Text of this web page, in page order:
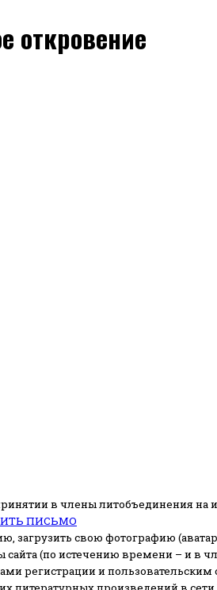
откровение
в члены литобъединения
ПИСЬМО
свою фотографию
сайта (по истечению времени – и в
регистрации и